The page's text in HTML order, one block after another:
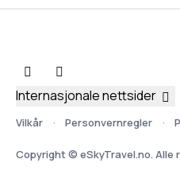
Vilkår Personvernregler
Copyright © eSkyTravel.no.
Internasjonale nettsider